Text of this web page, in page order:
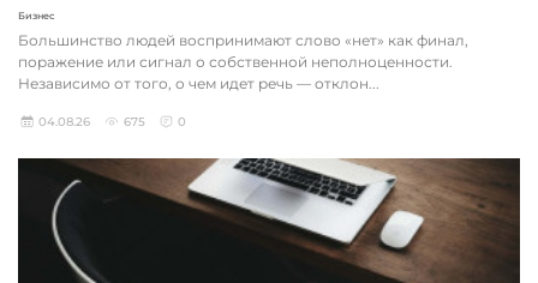
Бизнес
Большинство людей воспринимают слово «нет» как финал,
поражение или сигнал о собственной неполноценности.
Независимо от того, о чем идет речь — отклон...
04.08.26 675 0